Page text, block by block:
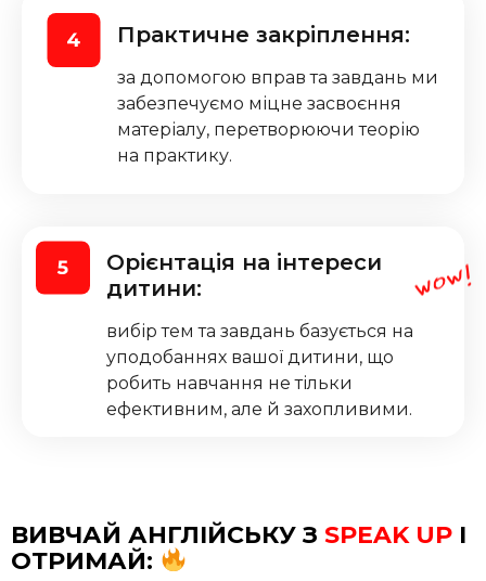
Практичне закріплення:
за допомогою вправ та завдань ми
забезпечуємо міцне засвоєння
матеріалу, перетворюючи теорію
на практику.
Орієнтація на інтереси
дитини:
вибір тем та завдань базується на
уподобаннях вашої дитини, що
робить навчання не тільки
ефективним, але й захопливими.
ВИВЧАЙ АНГЛІЙСЬКУ З SPEAK UP І
ОТРИМАЙ: